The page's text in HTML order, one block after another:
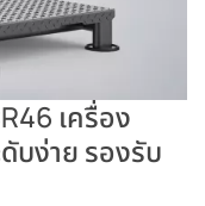
เครื่อง
บง่าย รองรับ